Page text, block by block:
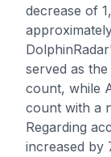
decrease of
served as
count, while
count with a
Regarding
increased by